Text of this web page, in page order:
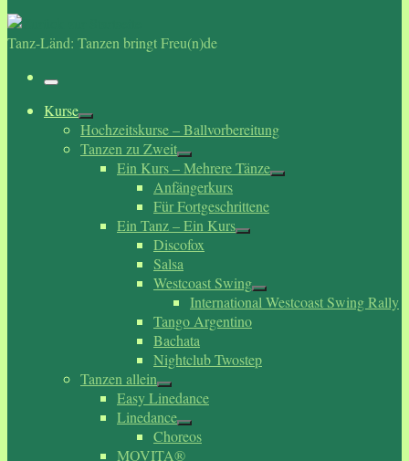
Tanz-Länd: Tanzen bringt Freu(n)de
Menü
Kurse
Hochzeitskurse – Ballvorbereitung
Tanzen zu Zweit
Ein Kurs – Mehrere Tänze
Anfängerkurs
Für Fortgeschrittene
Ein Tanz – Ein Kurs
Discofox
Salsa
Westcoast Swing
International Westcoast Swing Rally
Tango Argentino
Bachata
Nightclub Twostep
Tanzen allein
Easy Linedance
Linedance
Choreos
MOVITA®